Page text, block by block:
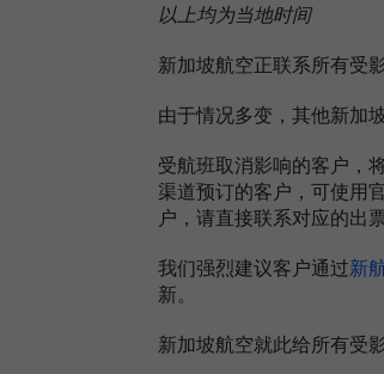
以上均为当地时间
新加坡航空正联系所有受
由于情况多变，其他新加
受航班取消影响的客户，
渠道预订的客户，可使用
户，请直接联系对应的出
我们强烈建议客户通过新
新。
新加坡航空就此给所有受